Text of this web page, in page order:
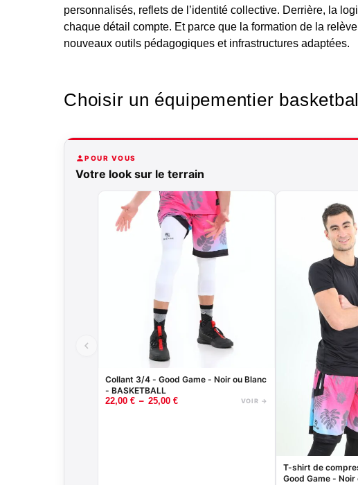
personnalisés, reflets de l’identité collective. Derrière, la
chaque détail compte. Et parce que la formation de la
nouveaux outils pédagogiques et infrastructures adaptées.
Choisir un équipementier
POUR VOUS
Votre look sur le terrain
Collant 3/4 - Good Game - Noir ou Blanc
- BASKETBALL
22,00 € – 25,00 € VOIR →
T-shirt de
Good Game - Noir